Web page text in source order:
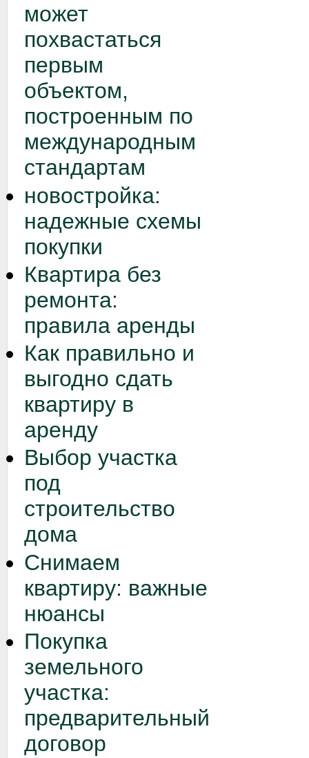
может
похвастаться
первым
объектом,
построенным по
международным
стандартам
новостройка:
надежные схемы
покупки
Квартира без
ремонта:
правила аренды
Как правильно и
выгодно сдать
квартиру в
аренду
Выбор участка
под
строительство
дома
Снимаем
квартиру: важные
нюансы
Покупка
земельного
участка:
предварительный
договор